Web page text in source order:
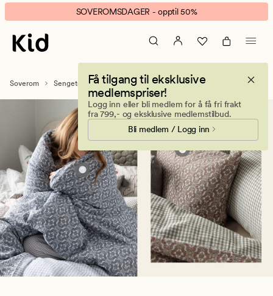
Krepp
sengesett–
Sov
godt
svalende
banner.
Klikk
ESCAPE
pause.
SOVEROMSDAGER - opptil 50%
Få tilgang til eksklusive
medlemspriser!
Logg inn eller bli medlem for å få fri frakt
fra 799,- og eksklusive medlemstilbud.
Bli medlem / Logg inn
Soverom Sengetøy Krepp sengesett